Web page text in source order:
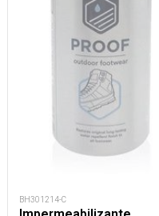
BH301214-C